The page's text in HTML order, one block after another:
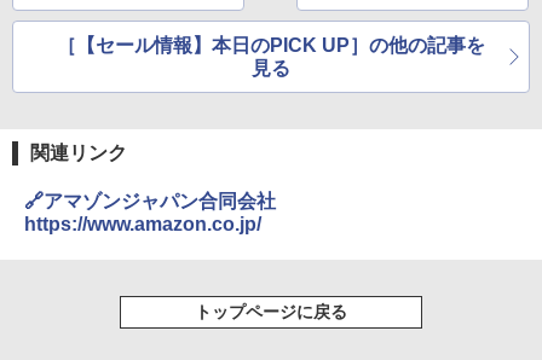
mazonプライムデー先
行セールで2万円切
り！
00円未満に！
［【セール情報】本日のPICK UP］の他の記事を
見る
関連リンク
🔗アマゾンジャパン合同会社
https://www.amazon.co.jp/
トップページに戻る